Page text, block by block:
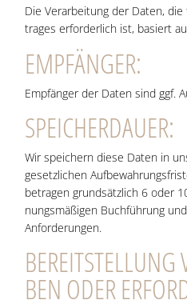
Die Ver­ar­bei­tung der Daten,
tra­ges erfor­der­lich ist, basiert
EMP­FÄN­GER:
Emp­fän­ger der Daten sind ggf.
SPEI­CHER­DAU­ER:
Wir spei­chern die­se Daten in
gesetz­li­chen
betra­gen grund­sätz­lich 6 oder
nungs­mä­ßi­gen Buch­füh­rung
Anforderungen.
BEN ODER